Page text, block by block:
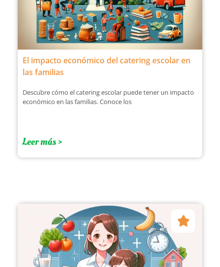
El impacto económico del catering escolar en
las familias
Descubre cómo el catering escolar puede tener un impacto
económico en las familias. Conoce los
Leer más >